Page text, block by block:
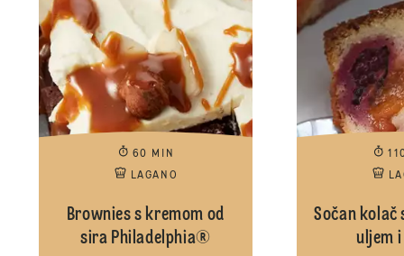
60 MIN
LAGANO
Brownies s kremom od
sira Philadelphia®
Sočan kolač
uljem